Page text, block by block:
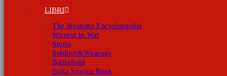
LIBRI
The Weapons Encyclopaedia
Witness to War
Storia
Soldiers&Weapons
Battlefield
Italia Storica Book